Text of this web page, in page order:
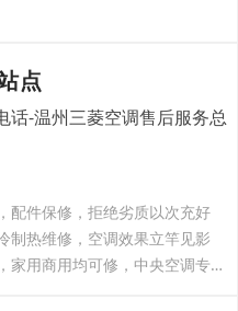
点
话-温州三菱空调售后服务总
配件保修，拒绝劣质以次充好
制热维修，空调效果立竿见影
温州洞头区三菱空调清洗上门服务，家用商用均可修，中央空调专业维护